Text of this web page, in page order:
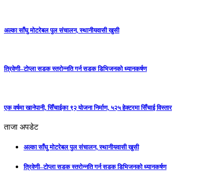
अल्का साँघु मोटरेबल पुल संचालन, स्थानीयवासी खुसी
त्रिवेणी–टोप्ला सडक स्तरोन्नति गर्न सडक डिभिजनको ध्यानकर्षण
एक वर्षमा खानेपानी, सिँचाईका ९२ योजना निर्माण, ५२५ हेक्टरमा सिँचाई विस्तार
ताजा अपडेट
अल्का साँघु मोटरेबल पुल संचालन, स्थानीयवासी खुसी
त्रिवेणी–टोप्ला सडक स्तरोन्नति गर्न सडक डिभिजनको ध्यानकर्षण